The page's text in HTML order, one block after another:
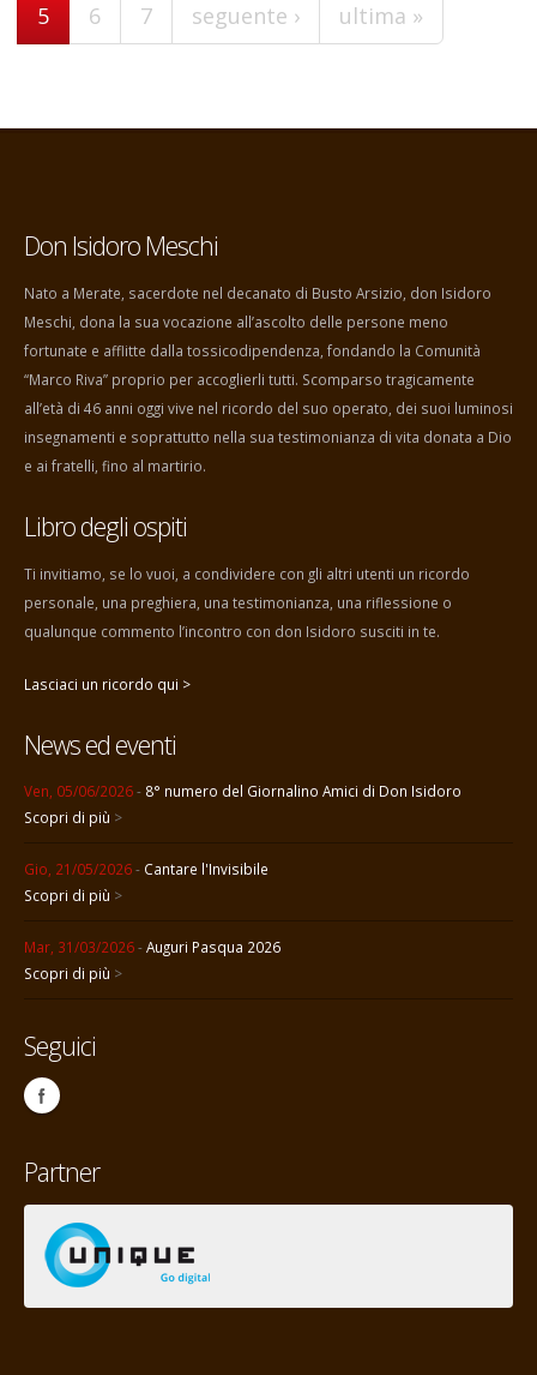
5
6 7 seguente › ultima »
Don Isidoro Meschi
Nato a Merate, sacerdote nel decanato di Busto Arsizio, don Isidoro
Meschi, dona la sua vocazione all’ascolto delle persone meno
fortunate e afflitte dalla tossicodipendenza, fondando la Comunità
“Marco Riva” proprio per accoglierli tutti. Scomparso tragicamente
all’età di 46 anni oggi vive nel ricordo del suo operato, dei suoi luminosi
insegnamenti e soprattutto nella sua testimonianza di vita donata a Dio
e ai fratelli, fino al martirio.
Libro degli ospiti
Ti invitiamo, se lo vuoi, a condividere con gli altri utenti un ricordo
personale, una preghiera, una testimonianza, una riflessione o
qualunque commento l’incontro con don Isidoro susciti in te.
Lasciaci un ricordo qui >
News ed eventi
Ven, 05/06/2026- 8° numero del Giornalino Amici di Don Isidoro
Scopri di più >
Gio, 21/05/2026- Cantare l'Invisibile
Scopri di più >
Mar, 31/03/2026-Auguri Pasqua 2026
Scopri di più >
Seguici
Partner